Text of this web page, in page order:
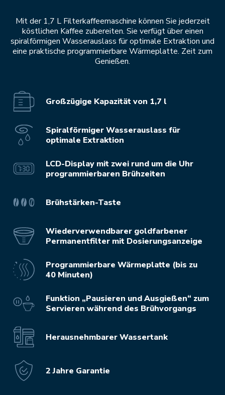
Mit der 1,7 L Filterkaffeemaschine können Sie jederzeit
köstlichen Kaffee zubereiten. Sie verfügt über einen
spiralförmigen Wasserauslass für optimale Extraktion und
eine praktische programmierbare Wärmeplatte. Zeit zum
Genießen.
Großzügige Kapazität von 1,7 l
Spiralförmiger Wasserauslass für
optimale Extraktion
LCD-Display mit zwei rund um die Uhr
programmierbaren Brühzeiten
Brühstärken-Taste
Wiederverwendbarer goldfarbener
Permanentfilter mit Dosierungsanzeige
Programmierbare Wärmeplatte (bis zu
40 Minuten)
Funktion „Pausieren und Ausgießen“ zum
Servieren während des Brühvorgangs
Herausnehmbarer Wassertank
2 Jahre Garantie